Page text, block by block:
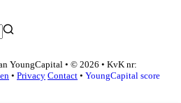
YoungCapital • © 2026 • KvK nr:
• Privacy Contact • YoungCapital score